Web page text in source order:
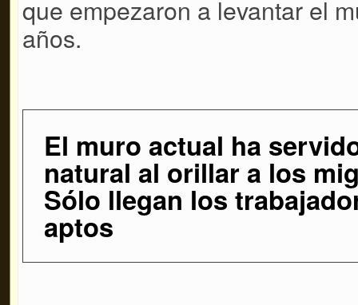
que empezaron a levantar el
años.
El muro actual ha
natural al orillar a los
Sólo llegan los
aptos